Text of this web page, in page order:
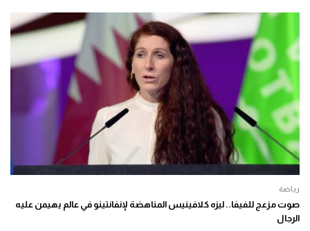
رياضة
صوت مزعج للفيفا.. ليزه كلافينيس المناهضة لإنفانتينو في عالم يهيمن عليه
الرجال